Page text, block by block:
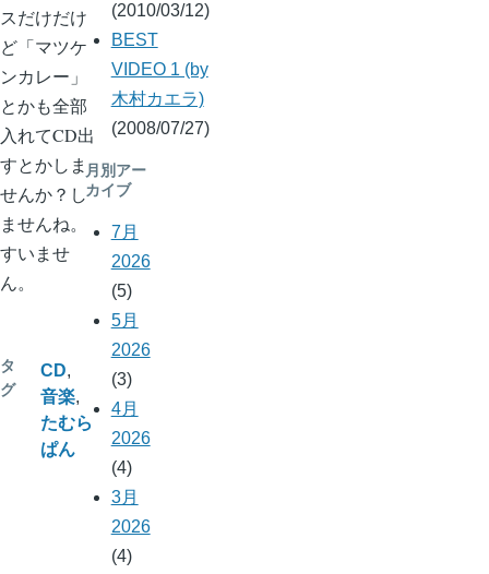
スだけだけ
ど「マツケ
ンカレー」
とかも全部
入れてCD出
すとかしま
せんか？し
ませんね。
すいませ
ん。
タ
グ
CD
音楽
たむら
ぱん
(2010/03/12)
BEST
VIDEO 1 (by
木村カエラ)
(2008/07/27)
月別アー
カイブ
7月
2026
(5)
5月
2026
(3)
4月
2026
(4)
3月
2026
(4)